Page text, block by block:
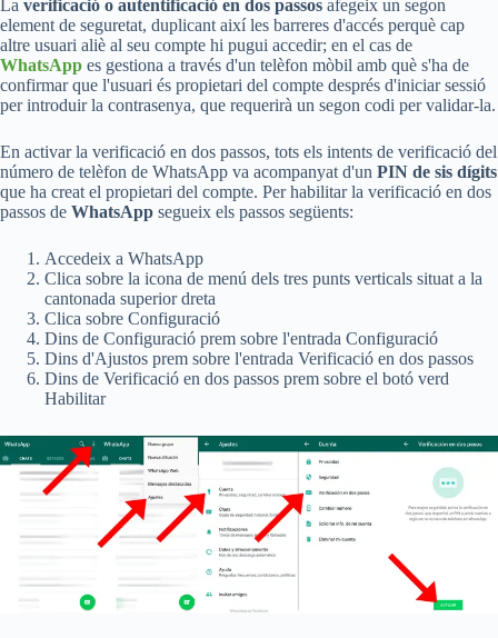
La verificació o autentificació en dos passos afegeix un segon
element de seguretat, duplicant així les barreres d'accés perquè cap
altre usuari aliè al seu compte hi pugui accedir; en el cas de
WhatsApp es gestiona a través d'un telèfon mòbil amb què s'ha de
confirmar que l'usuari és propietari del compte després d'iniciar sessió
per introduir la contrasenya, que requerirà un segon codi per validar-la.
En activar la verificació en dos passos, tots els intents de verificació del
número de telèfon de WhatsApp va acompanyat d'un PIN de sis dígits
que ha creat el propietari del compte. Per habilitar la verificació en dos
passos de WhatsApp segueix els passos següents:
Accedeix a WhatsApp
Clica sobre la icona de menú dels tres punts verticals situat a la
cantonada superior dreta
Clica sobre Configuració
Dins de Configuració prem sobre l'entrada Configuració
Dins d'Ajustos prem sobre l'entrada Verificació en dos passos
Dins de Verificació en dos passos prem sobre el botó verd
Habilitar